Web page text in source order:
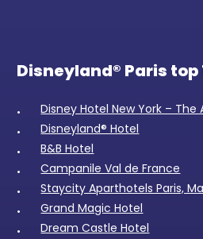
Disneyland® Paris top
Disney Hotel New York – The
Disneyland® Hotel
B&B Hotel
Campanile Val de France
Staycity Aparthotels Paris,
Grand Magic Hotel
Dream Castle Hotel